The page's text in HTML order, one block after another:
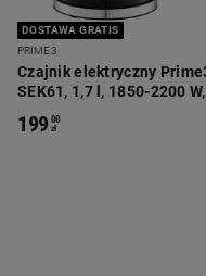
DOSTAWA GRATIS
PRIME3
Czajnik elektryczny
SEK61, 1,7 l, 1850-2200
199 00
zł